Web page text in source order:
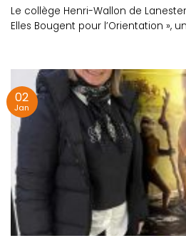
Le collège Henri-Wallon de
Elles Bougent pour l’Orientation »,
02
Jan